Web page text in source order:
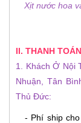
Xịt nước hoa
II. THANH
1. Khách Ở Nội
Nhuận, Tân
Thủ Đức:
- Phí ship